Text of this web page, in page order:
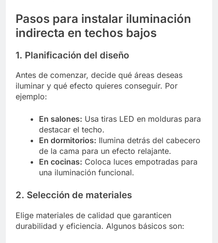
Pasos para instalar iluminación
indirecta en techos bajos
1. Planificación del diseño
Antes de comenzar, decide qué áreas deseas
iluminar y qué efecto quieres conseguir. Por
ejemplo:
En salones: Usa tiras LED en molduras para
destacar el techo.
En dormitorios: Ilumina detrás del cabecero
de la cama para un efecto relajante.
En cocinas: Coloca luces empotradas para
una iluminación funcional.
2. Selección de materiales
Elige materiales de calidad que garanticen
durabilidad y eficiencia. Algunos básicos son: